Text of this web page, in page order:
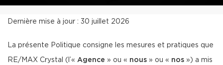
Dernière mise à jour : 30 juillet 2026
La présente Politique consigne les mesures et pratiques que
RE/MAX Crystal (l’« Agence » ou « nous » ou « nos ») a mis